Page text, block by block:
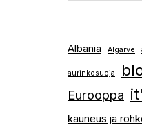
Albania Algarve
aurinkosuoja
Eurooppa
kauneus ja